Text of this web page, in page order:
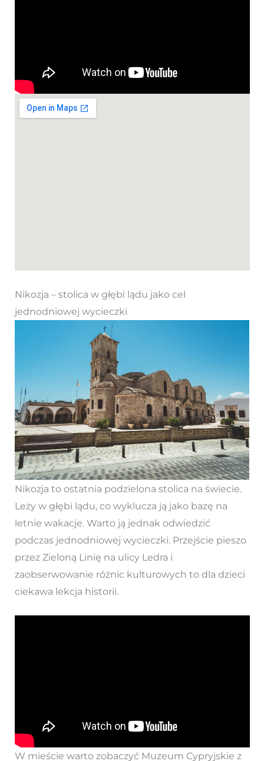
Nikozja – stolica w głębi lądu jako cel
jednodniowej wycieczki
Nikozja to ostatnia podzielona stolica na świecie.
Leży w głębi lądu, co wyklucza ją jako bazę na
letnie wakacje. Warto ją jednak odwiedzić
podczas jednodniowej wycieczki. Przejście pieszo
przez Zieloną Linię na ulicy Ledra i
zaobserwowanie różnic kulturowych to dla dzieci
ciekawa lekcja historii.
W mieście warto zobaczyć Muzeum Cypryjskie z